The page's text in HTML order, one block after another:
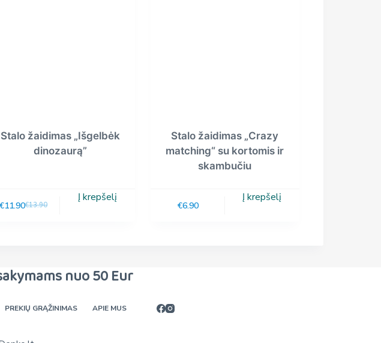
Stalo žaidimas „Išgelbėk
dinozaurą”
€13.90
€11.90
Į krepšelį
Stalo žaidimas „Crazy
matching“ su kortomis ir
skambučiu
€6.90
Į krepšelį
nuo 50 Eur
PREKIŲ GRĄŽINIMAS APIE MUS